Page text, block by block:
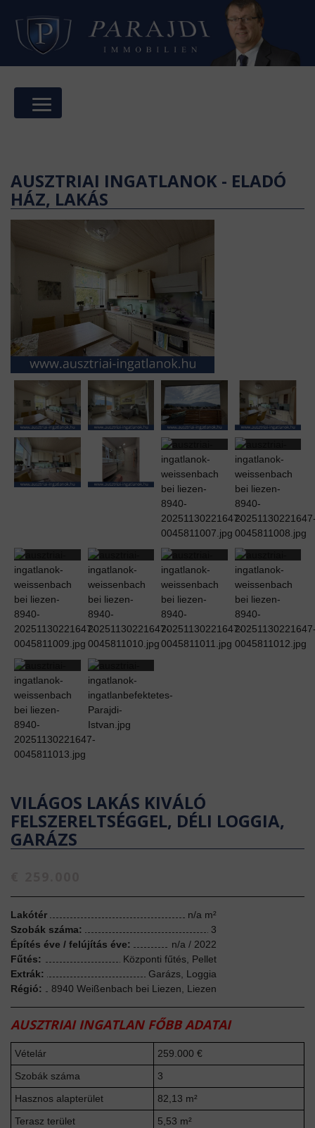
AUSZTRIAI INGATLANOK - ELADÓ
HÁZ, LAKÁS
VILÁGOS LAKÁS KIVÁLÓ
FELSZERELTSÉGGEL, DÉLI LOGGIA,
GARÁZS
Lakótér
n/a m²
Szobák száma:
3
Építés éve / felújítás éve:
n/a / 2022
Fűtés:
Központi fűtés, Pellet
Extrák:
Garázs, Loggia
Régió:
8940 Weißenbach bei Liezen, Liezen
AUSZTRIAI INGATLAN FŐBB ADATAI
Vételár
259.000 €
Szobák száma
3
Hasznos alapterület
82,13 m²
Terasz terület
5,53 m²